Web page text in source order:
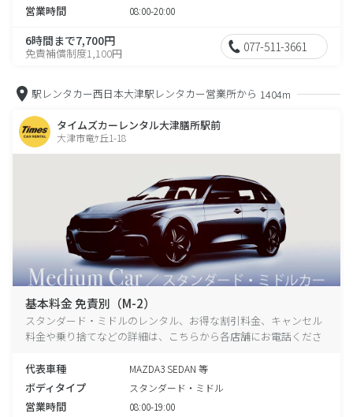
営業時間 08:00-20:00
6時間まで7,700円
免責補償制度1,100円 077-511-3661
駅レンタカー西日本大津駅レンタカー営業所から 1404m
タイムズカーレンタル大津膳所駅前
大津市竜ｹ丘1-18
基本料金 免責別（M-2）
スタンダード・ミドルのレンタル、お得な割引料金、キャンセル
料金や乗り捨てなどの詳細は、こちらから各店舗にお電話くださ
代表車種
MAZDA3 SEDAN 等
ボディタイプ スタンダード・ミドル
営業時間 08:00-19:00